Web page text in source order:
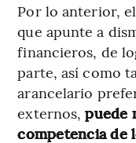
Por lo anterior,
que apunte a
financieros, de
parte, así como
arancelario
externos,puede
competencia de